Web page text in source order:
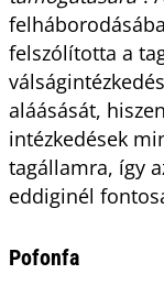
felszólította a
aláásását,
intézkedések
tagállamra, így
eddiginél
Pofonfa